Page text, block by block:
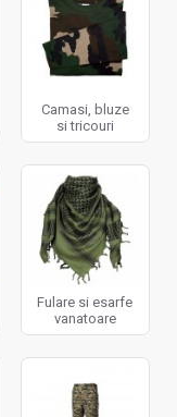
Camasi, bluze
si tricouri
Fulare si esarfe
vanatoare